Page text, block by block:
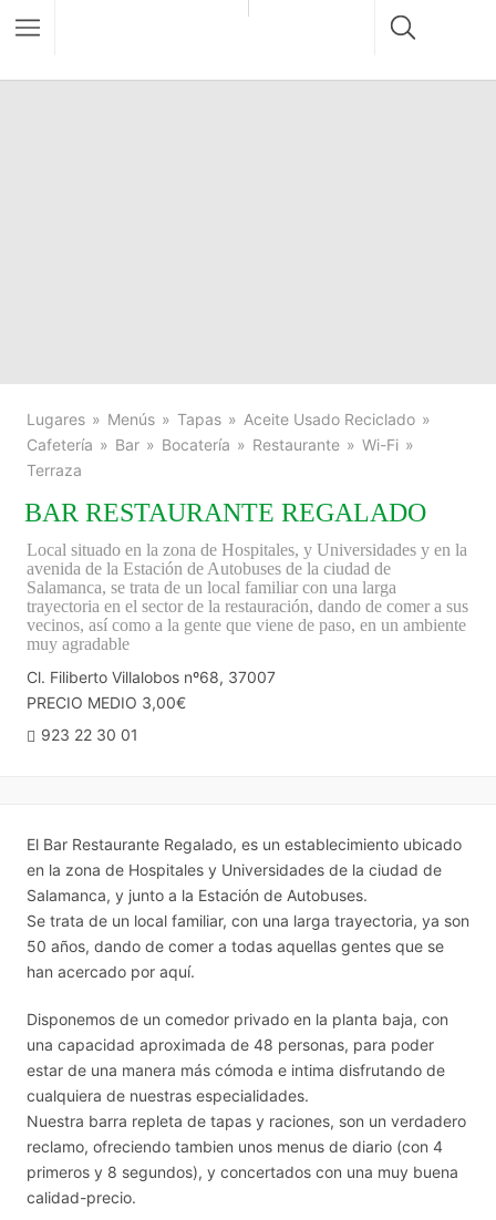
Lugares Menús Tapas
Aceite Usado Reciclado
Cafetería
Bar Bocatería Restaurante
Wi-Fi
Terraza
BAR RESTAURANTE REGALADO
Local situado en la zona de Hospitales, y Universidades y en la
avenida de la Estación de Autobuses de la ciudad de
Salamanca, se trata de un local familiar con una larga
trayectoria en el sector de la restauración, dando de comer a sus
vecinos, así como a la gente que viene de paso, en un ambiente
muy agradable
Cl. Filiberto Villalobos nº68, 37007
PRECIO MEDIO 3,00€
923 22 30 01
El Bar Restaurante Regalado, es un establecimiento ubicado
en la zona de Hospitales y Universidades de la ciudad de
Salamanca, y junto a la Estación de Autobuses.
Se trata de un local familiar, con una larga trayectoria, ya son
50 años, dando de comer a todas aquellas gentes que se
han acercado por aquí.
Disponemos de un comedor privado en la planta baja, con
una capacidad aproximada de 48 personas, para poder
estar de una manera más cómoda e intima disfrutando de
cualquiera de nuestras especialidades.
Nuestra barra repleta de tapas y raciones, son un verdadero
reclamo, ofreciendo tambien unos menus de diario (con 4
primeros y 8 segundos), y concertados con una muy buena
calidad-precio.